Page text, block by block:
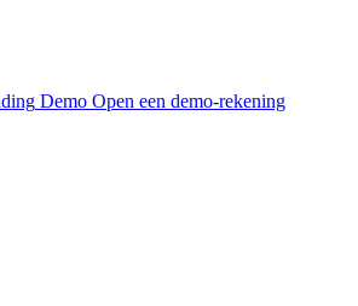
Demo Open een demo-rekening